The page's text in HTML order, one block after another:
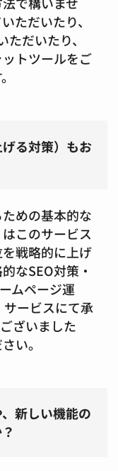
ただいたり、
だいたり、
トツールをご
る対策）もお
めの基本的な
このサービス
戦略的に上げ
なSEO対策・
ムページ運
ービスにて承
ざいました
い。
新しい機能の